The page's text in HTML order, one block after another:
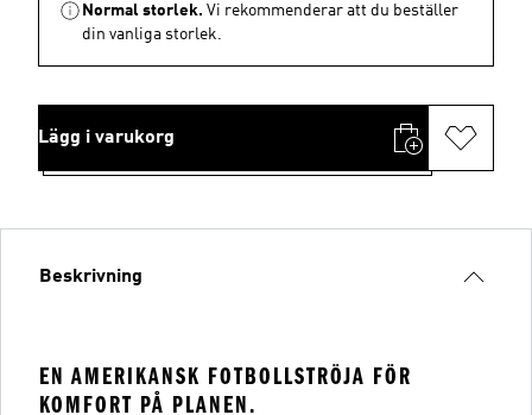
Normal storlek. Vi rekommenderar att du beställer
din vanliga storlek.
Lägg i varukorg
Beskrivning
EN AMERIKANSK FOTBOLLSTRÖJA FÖR
KOMFORT PÅ PLANEN.